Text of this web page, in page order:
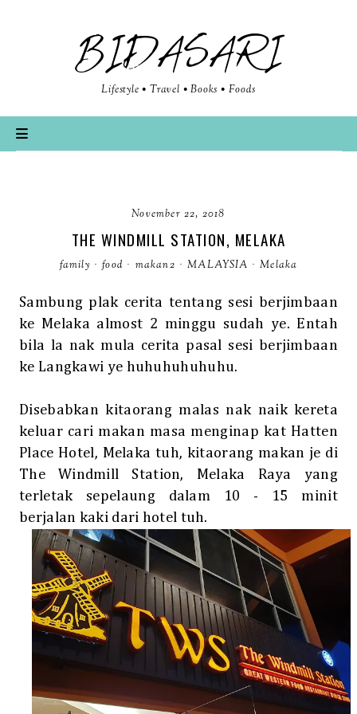
BIDASARI
Lifestyle • Travel • Books • Foods
November 22, 2018
THE WINDMILL STATION, MELAKA
family · food · makan2 · MALAYSIA · Melaka
Sambung plak cerita tentang sesi berjimbaan
ke Melaka almost 2 minggu sudah ye. Entah
bila la nak mula cerita pasal sesi berjimbaan
ke Langkawi ye huhuhuhuhuhu.
Disebabkan kitaorang malas nak naik kereta
keluar cari makan masa menginap kat Hatten
Place Hotel, Melaka tuh, kitaorang makan je di
The Windmill Station, Melaka Raya yang
terletak sepelaung dalam 10 - 15 minit
berjalan kaki dari hotel tuh.